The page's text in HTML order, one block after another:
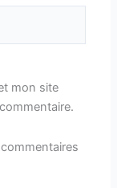
mon site